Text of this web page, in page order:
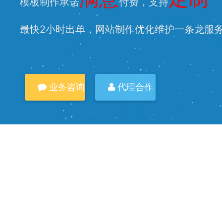
最快2小时出单，网站制作优化维护一条龙服
业务咨询 代理合作